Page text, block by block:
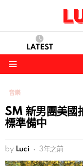
LATEST
音樂
SM 新男團美國
標準備中
by Luci 3年之前